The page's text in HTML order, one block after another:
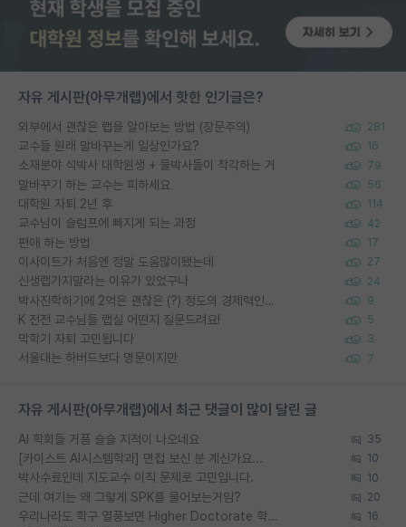
자유 게시판(아무개랩)에서 핫한 인기글은?
외부에서 괜찮은 랩을 알아보는 방법 (장문주의) 281
교수들 원래 말바꾸는게 일상인가요? 16
소재분야 석박사 대학원생 + 물박사들이 착각하는 거 79
말바꾸기 하는 교수는 피하세요 56
대학원 자퇴 2년 후 114
교수님이 슬럼프에 빠지게 되는 과정 42
편애 하는 방법 17
이사이트가 처음엔 정말 도움많이됐는데 27
신생랩가지말라는 이유가 있었구나 24
박사진학하기에 2억은 괜찮은 (?) 정도의 경제력인가요 9
K 전전 교수님들 랩실 어떤지 질문드려요! 5
막학기 자퇴 고민됩니다 3
서울대는 하버드보다 명문이지만 7
자유 게시판(아무개랩)에서 최근 댓글이 많이 달린 글
AI 학회들 거품 슬슬 지적이 나오네요 35
[카이스트 AI시스템학과] 면접 보신 분 계신가요... 10
박사수료인데 지도교수 이직 문제로 고민입니다. 10
근데 여기는 왜 그렇게 SPK를 물어보는거임? 20
우리나라도 학구 열풍보면 Higher Doctorate 학위가 필요하다고 봅니다. 16